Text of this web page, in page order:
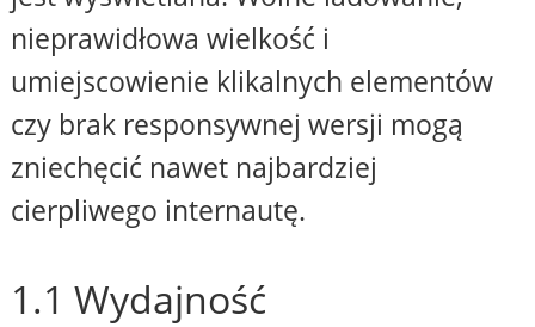
nieprawidłowa wielkość i
umiejscowienie klikalnych elementów
czy brak responsywnej wersji mogą
zniechęcić nawet najbardziej
cierpliwego internautę.
1.1 Wydajność